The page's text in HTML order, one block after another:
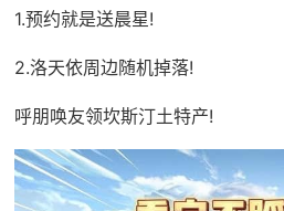
1.预约就是送晨星!
2.洛天依周边随机掉落!
呼朋唤友领坎斯汀土特产!